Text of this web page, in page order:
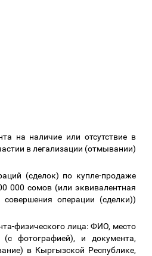
на наличие или отсутствие в
в легализации (отмывании)
(сделок) по купле-продаже
000 сомов (или эквивалентная
операции (сделки))
физического лица: ФИО, место
фотографией), и документа,
в Кыргызской Республике,